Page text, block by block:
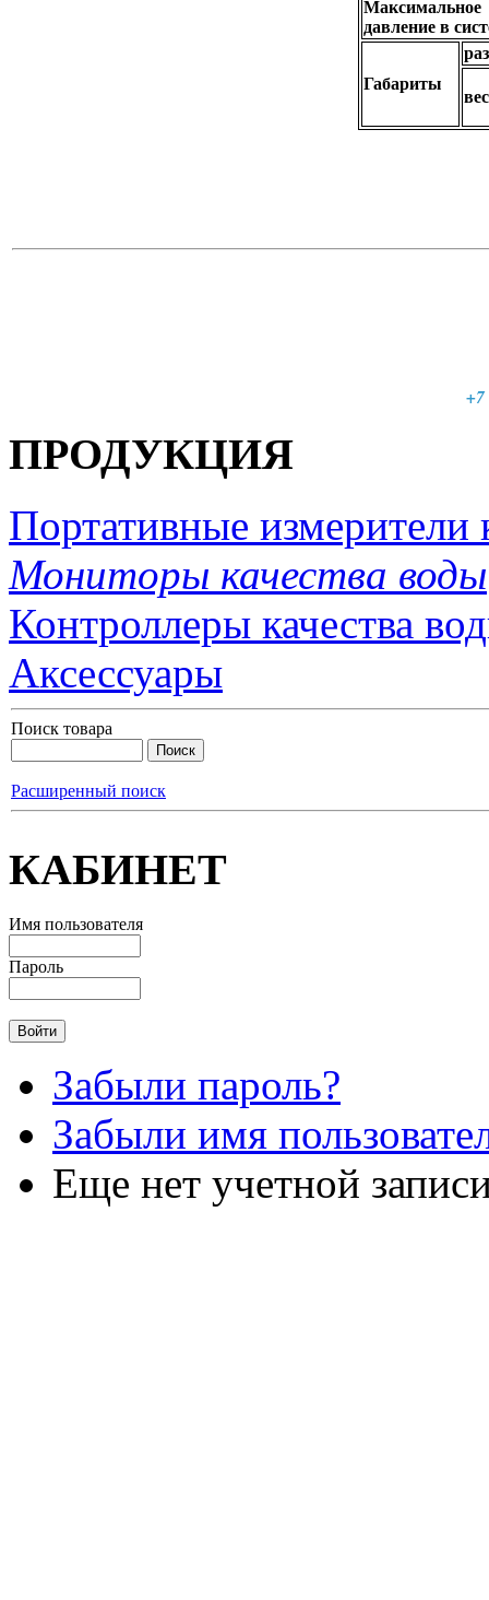
Максимальное
давление в
Габариты
вес
+7
ПРОДУКЦИЯ
Портативные измерители
Мониторы качества воды
Контроллеры качества
Аксессуары
Поиск товара
Расширенный поиск
КАБИНЕТ
Имя пользователя
Пароль
Забыли пароль?
Забыли имя
Еще нет учетной